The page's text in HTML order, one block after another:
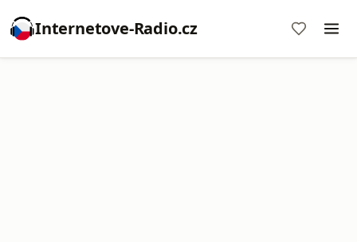
Internetove-Radio.cz